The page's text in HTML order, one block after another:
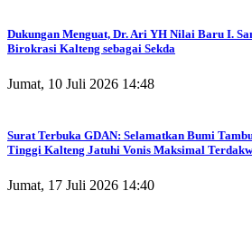
Dukungan Menguat, Dr. Ari YH Nilai Baru I.
Birokrasi Kalteng sebagai Sekda
Jumat, 10 Juli 2026 14:48
Surat Terbuka GDAN: Selamatkan Bumi
Tinggi Kalteng Jatuhi Vonis Maksimal
Jumat, 17 Juli 2026 14:40